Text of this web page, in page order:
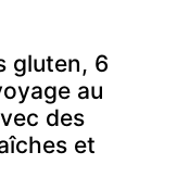
gluten, 6
au
des
et